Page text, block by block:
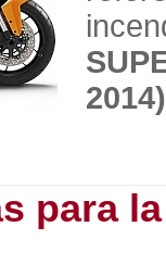
para